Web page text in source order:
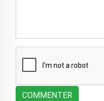
COMMENTER